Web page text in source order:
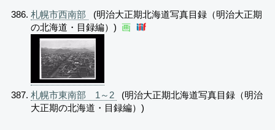
札幌市西南部
(明治大正期北海道写真目録（明治大正期
の北海道・目録編）) 画
札幌市東南部 1～2
(明治大正期北海道写真目録（明治
大正期の北海道・目録編）)